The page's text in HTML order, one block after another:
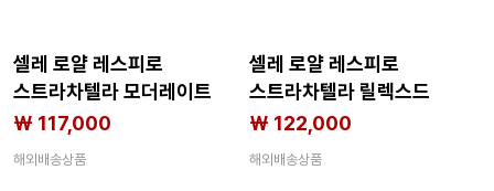
셀레 로얄 레스피로
스트라차텔라 모더레이트
자전거 안장 3142671151
₩ 117,000
해외배송상품
셀레 로얄 레스피로
스트라차텔라 릴렉스드
자전거 안장 3142671152
₩ 122,000
해외배송상품